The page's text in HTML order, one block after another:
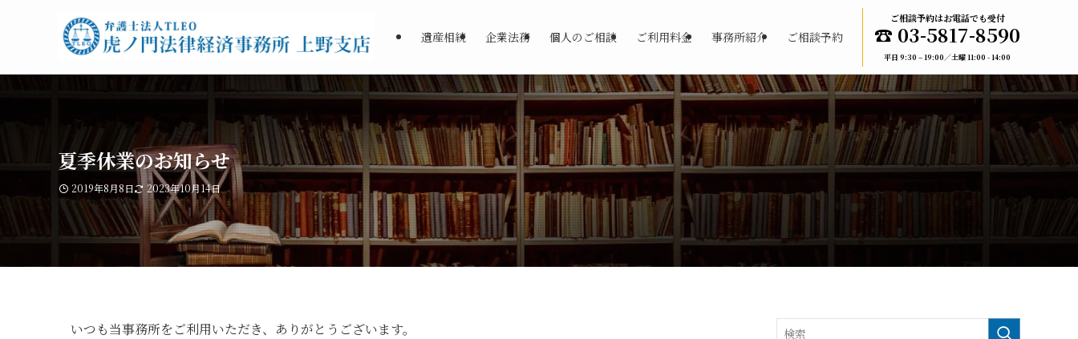
遺産相続 企業法務 個人のご相談 ご利用料金 事務所紹介 ご相談予約
ご相談予約はお電話でも受付
☎︎ 03-5817-8590
平日 9:30 – 19:00／土曜 11:00 - 14:00
夏季休業のお知らせ
2019年8月8日 2023年10月14日
いつも当事務所をご利用いただき、ありがとうございます。